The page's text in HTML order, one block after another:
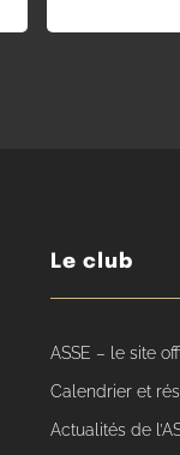
Le club
ASSE – le site
Calendrier et
Actualités de